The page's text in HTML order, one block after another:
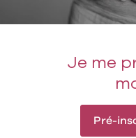
Je me
Pré-